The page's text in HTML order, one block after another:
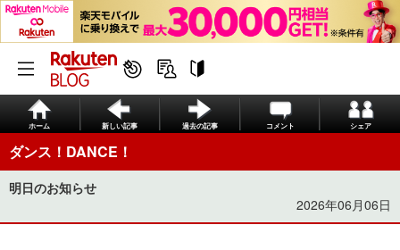
ホーム 新しい記事 過去の記事 コメント シェア
ダンス！DANCE！
明日のお知らせ
2026年06月06日